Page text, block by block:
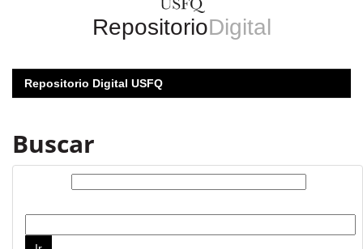
RepositorioDigital
Repositorio Digital USFQ
Buscar